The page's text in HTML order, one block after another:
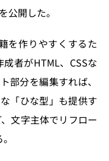
公開した。
を作りやすくするた
者がHTML、CSSな
部分を編集すれば、
「ひな型」も提供す
文字主体でリフロー